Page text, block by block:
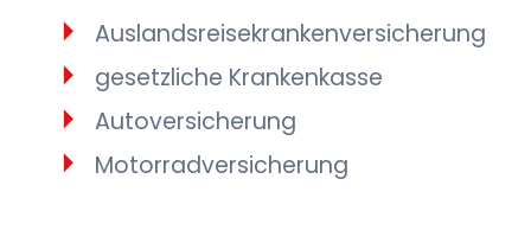
Auslandsreisekrankenversicherung
gesetzliche Krankenkasse
Autoversicherung
Motorradversicherung